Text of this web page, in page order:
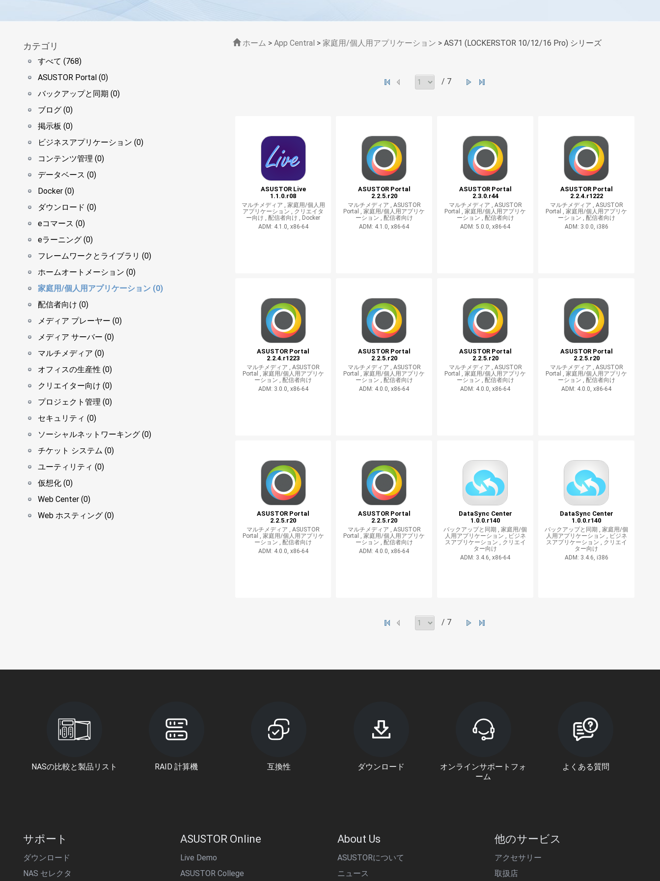
カテゴリ
すべて (768)
ASUSTOR Portal (0)
バックアップと同期 (0)
ブログ (0)
掲示板 (0)
ビジネスアプリケーション (0)
コンテンツ管理 (0)
データベース (0)
Docker (0)
ダウンロード (0)
eコマース (0)
eラーニング (0)
フレームワークとライブラリ (0)
ホームオートメーション (0)
家庭用/個人用アプリケーション (0)
配信者向け (0)
メディア プレーヤー (0)
メディア サーバー (0)
マルチメディア (0)
オフィスの生産性 (0)
クリエイター向け (0)
プロジェクト管理 (0)
セキュリティ (0)
ソーシャルネットワーキング (0)
チケット システム (0)
ユーティリティ (0)
仮想化 (0)
Web Center (0)
Web ホスティング (0)
ホーム > App Central > 家庭用/個人用アプリケーション > AS71 (LOCKERSTOR 10/12/16 Pro) シリーズ
/ 7
ASUSTOR Live
1.1.0.r08
マルチメディア , 家庭用/個人用
アプリケーション , クリエイタ
ー向け , 配信者向け , Docker
ADM: 4.1.0, x86-64
ASUSTOR Portal
2.2.5.r20
マルチメディア , ASUSTOR
Portal ,家庭用/個人用アプリケ
ーション , 配信者向け
ADM: 4.1.0, x86-64
ASUSTOR Portal
2.3.0.r44
マルチメディア , ASUSTOR
Portal ,家庭用/個人用アプリケ
ーション , 配信者向け
ADM: 5.0.0, x86-64
ASUSTOR Portal
2.2.4.r1222
マルチメディア , ASUSTOR
Portal ,家庭用/個人用アプリケ
ーション , 配信者向け
ADM: 3.0.0, i386
ASUSTOR Portal
2.2.4.r1223
マルチメディア ,ASUSTOR
Portal , 家庭用/個人用アプリケ
ーション , 配信者向け
ADM: 3.0.0, x86-64
ASUSTOR Portal
2.2.5.r20
マルチメディア , ASUSTOR
Portal ,家庭用/個人用アプリケ
ーション , 配信者向け
ADM: 4.0.0, x86-64
ASUSTOR Portal
2.2.5.r20
マルチメディア , ASUSTOR
Portal ,家庭用/個人用アプリケ
ーション , 配信者向け
ADM: 4.0.0, x86-64
ASUSTOR Portal
2.2.5.r20
マルチメディア , ASUSTOR
Portal ,家庭用/個人用アプリケ
ーション , 配信者向け
ADM: 4.0.0, x86-64
ASUSTOR Portal
2.2.5.r20
マルチメディア ,ASUSTOR
Portal , 家庭用/個人用アプリケ
ーション , 配信者向け
ADM: 4.0.0, x86-64
ASUSTOR Portal
2.2.5.r20
マルチメディア , ASUSTOR
Portal ,家庭用/個人用アプリケ
ーション , 配信者向け
ADM: 4.0.0, x86-64
DataSync Center
1.0.0.r140
バックアップと同期 ,家庭用/個
人用アプリケーション , ビジネ
スアプリケーション , クリエイ
ター向け
ADM: 3.4.6, x86-64
DataSync Center
1.0.0.r140
バックアップと同期 ,家庭用/個
人用アプリケーション , ビジネ
スアプリケーション , クリエイ
ター向け
ADM: 3.4.6, i386
/ 7
NASの比較と製品リスト RAID 計算機 互換性 ダウンロード
オンラインサポートフォ
ーム
よくある質問
サポート
ダウンロード
NAS セレクタ
ASUSTOR Online
Live Demo
ASUSTOR College
About Us
ASUSTORについて
ニュース
他のサービス
アクセサリー
取扱店